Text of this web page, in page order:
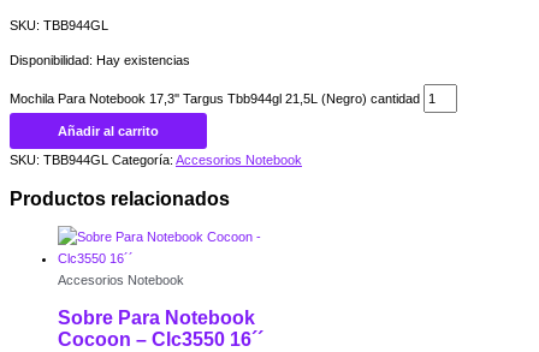
SKU: TBB944GL
Disponibilidad: Hay existencias
Mochila Para Notebook 17,3'' Targus Tbb944gl 21,5L (Negro) cantidad
Añadir al carrito
SKU: TBB944GL Categoría: Accesorios Notebook
Productos relacionados
Accesorios Notebook
Sobre Para Notebook
Cocoon – Clc3550 16´´